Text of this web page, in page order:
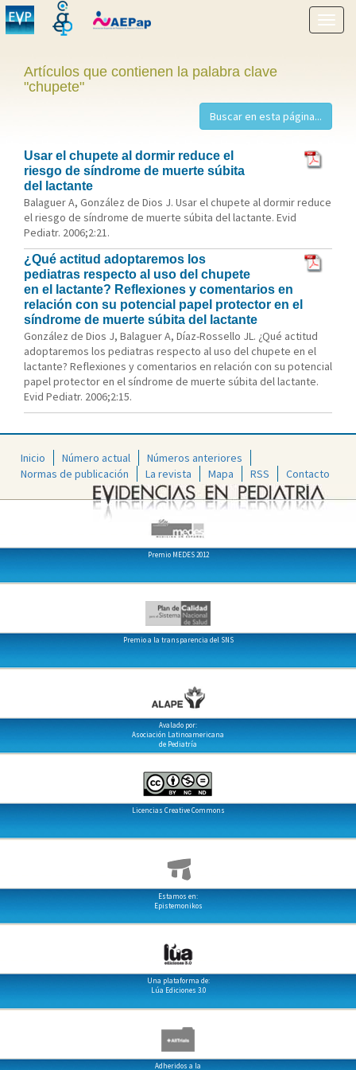
menú
Artículos que contienen la palabra clave
"chupete"
Usar el chupete al dormir reduce el
riesgo de síndrome de muerte súbita
del lactante
Balaguer A, González de Dios J. Usar el chupete al dormir reduce
el riesgo de síndrome de muerte súbita del lactante. Evid
Pediatr. 2006;2:21.
¿Qué actitud adoptaremos los
pediatras respecto al uso del chupete
en el lactante? Reflexiones y comentarios en
relación con su potencial papel protector en el
síndrome de muerte súbita del lactante
González de Dios J, Balaguer A, Díaz-Rossello JL. ¿Qué actitud
adoptaremos los pediatras respecto al uso del chupete en el
lactante? Reflexiones y comentarios en relación con su potencial
papel protector en el síndrome de muerte súbita del lactante.
Evid Pediatr. 2006;2:15.
Inicio Número actual
Números anteriores
Normas de publicación
La revista Mapa RSS Contacto
Premio MEDES 2012
Premio a la transparencia del SNS
Avalado por:
Asociación Latinoamericana
de Pediatría
Licencias Creative Commons
Estamos en:
Epistemonikos
Una plataforma de:
Lúa Ediciones 3.0
Adheridos a la